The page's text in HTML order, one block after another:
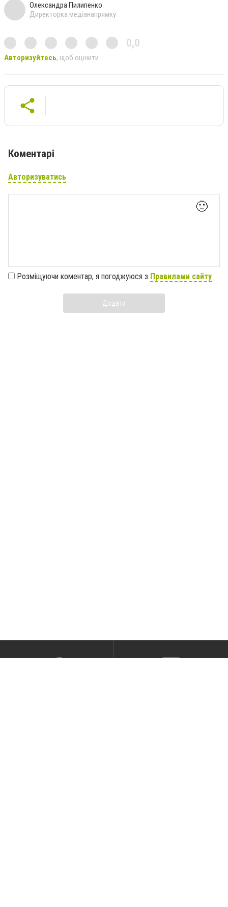
Олександра Пилипенко
Директорка медіанапрямку
0,0
Авторизуйтесь, щоб оцінити
Коментарі
Авторизуватись
🙂
Розміщуючи коментар, я погоджуюся з Правилами сайту
Додати